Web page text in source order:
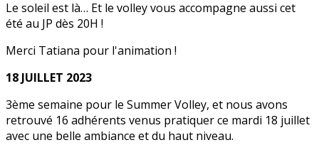
Le soleil est là… Et le volley vous accompagne aussi cet
été au JP dès 20H !
Merci Tatiana pour l'animation !
18 JUILLET 2023
3ème semaine pour le Summer Volley, et nous avons
retrouvé 16 adhérents venus pratiquer ce mardi 18 juillet
avec une belle ambiance et du haut niveau.